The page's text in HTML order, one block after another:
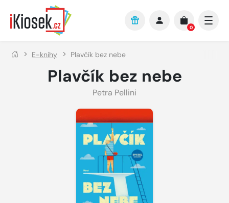
Přejít na hlavní obsah
0
E-knihy Plavčík bez nebe
Plavčík bez nebe
Petra Pellini